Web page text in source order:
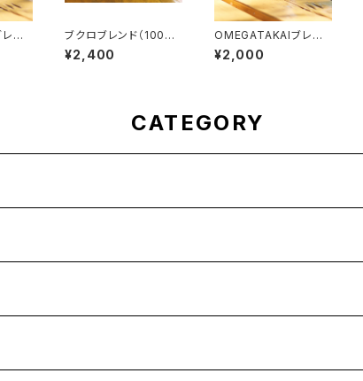
ン
ブクロブレンド（100g×
2）
¥2,400
OMEGATAKAIブレン
ド200g
¥2,000
CATEGORY